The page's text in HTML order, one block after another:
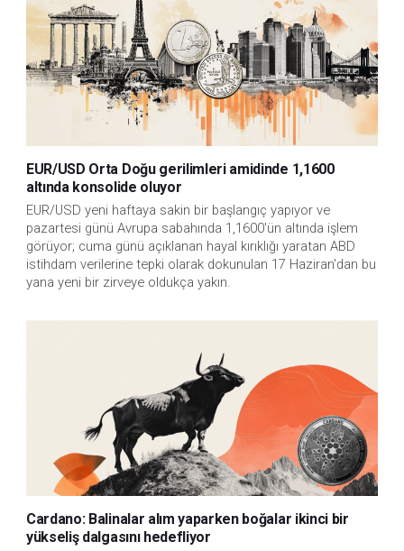
EUR/USD Orta Doğu gerilimleri amidinde 1,1600
altında konsolide oluyor
EUR/USD yeni haftaya sakin bir başlangıç yapıyor ve
pazartesi günü Avrupa sabahında 1,1600'ün altında işlem
görüyor; cuma günü açıklanan hayal kırıklığı yaratan ABD
istihdam verilerine tepki olarak dokunulan 17 Haziran'dan bu
yana yeni bir zirveye oldukça yakın.
Cardano: Balinalar alım yaparken boğalar ikinci bir
yükseliş dalgasını hedefliyor